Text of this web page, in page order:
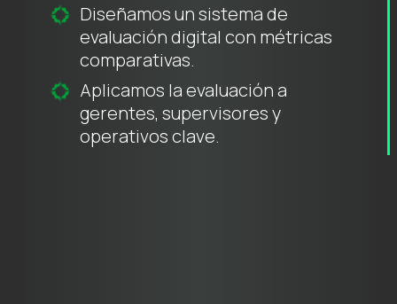
Diseñamos un sistema de
evaluación digital con métricas
comparativas.
Aplicamos la evaluación a
gerentes, supervisores y
operativos clave.